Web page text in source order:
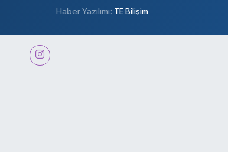
Haber Yazılımı: TE Bilişim